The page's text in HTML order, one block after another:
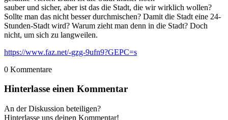
sauber und sicher, aber ist das die Stadt, die wir wirklich wollen?
Sollte man das nicht besser durchmischen? Damit die Stadt eine 24-
Stunden-Stadt wird? Warum zieht man denn in die Stadt? Doch
nicht, um sich zu langweilen.
https://www.faz.net/-gzg-9ufn9?GEPC=s
0 Kommentare
Hinterlasse einen Kommentar
An der Diskussion beteiligen?
Hinterlasse uns deinen Kommentar!